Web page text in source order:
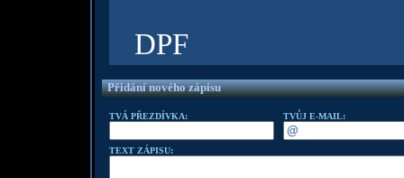
DPF
Přidání nového zápisu
TVÁ PŘEZDÍVKA: TVŮJ E-MAIL:
TEXT ZÁPISU: